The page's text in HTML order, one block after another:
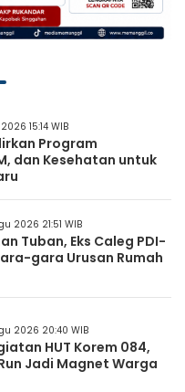
15:14 WIB
Program
dan Kesehatan untuk
2026 21:51 WIB
Tuban, Eks Caleg PDI-
gara Urusan Rumah
2026 20:40 WIB
HUT Korem 084,
Jadi Magnet Warga